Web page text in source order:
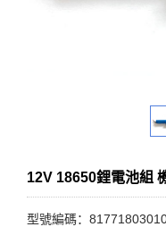
12V 18650鋰電池組
型號編碼：